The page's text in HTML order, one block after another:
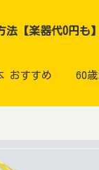
【楽器代0円も
おすすめ 60